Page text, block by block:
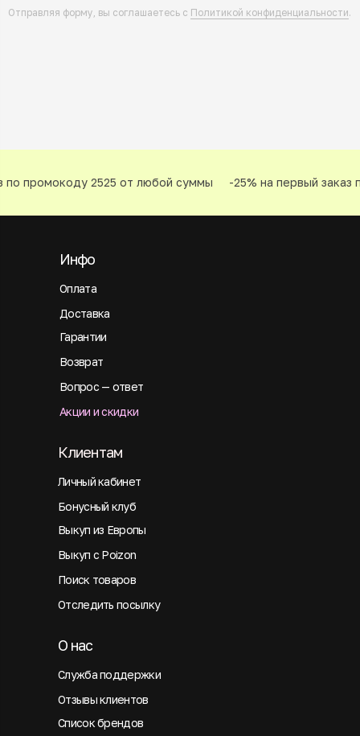
Отправляя форму, вы соглашаетесь с Политикой конфиденциальности.
промокоду 2525 от любой суммы -25% на первый заказ
Оплата
Инфо
Доставка
Гарантии
Возврат
Вопрос — ответ
Акции и скидки
Личный кабинет
Клиентам
Бонусный клуб
Выкуп из Европы
Выкуп с Poizon
Поиск товаров
Отследить посылку
Служба поддержки
О нас
Отзывы клиентов
Список брендов